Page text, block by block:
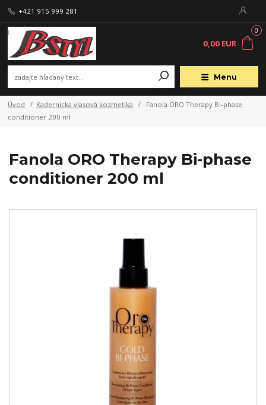
Menu
+421 915 999 281
0
0,00 EUR
Úvod Kadernícka vlasová kozmetika
Fanola ORO Therapy Bi-phase
conditioner 200 ml
Fanola ORO Therapy Bi-phase
conditioner 200 ml